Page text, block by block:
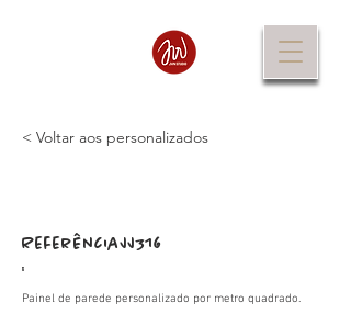
< Voltar aos personalizados
Referência
:
JJ316
Painel de parede personalizado por metro quadrado.